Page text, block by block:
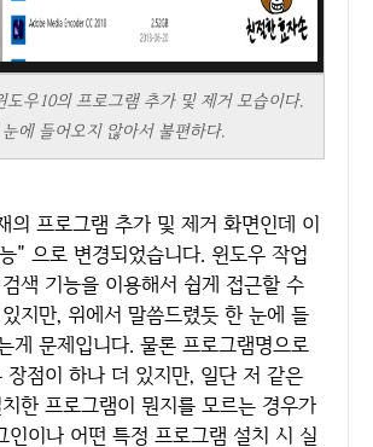
도우10의 프로그램 추가 및 제거 모습이다.
눈에 들어오지 않아서 불편하다.
" 으로 변경되었습니다. 윈도우 작업
색 기능을 이용해서 쉽게 접근할 수
지만, 위에서 말씀드렸듯 한 눈에 들
게 문제입니다. 물론 프로그램명으로
장점이 하나 더 있지만, 일단 저 같은
한 프로그램이 뭔지를 모르는 경우가
인이나 어떤 특정 프로그램 설치 시 실